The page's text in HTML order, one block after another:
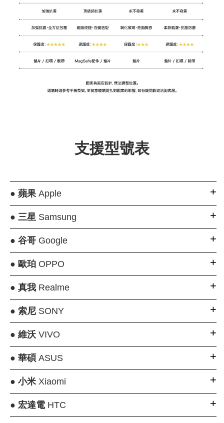
支援型號表
● 蘋果Apple
● 三星Samsung
● 谷哥Google
● 歐珀OPPO
● 真我Realme
● 索尼SONY
● 維沃VIVO
● 華碩 ASUS
● 小米Xiaomi
● 宏達電HTC